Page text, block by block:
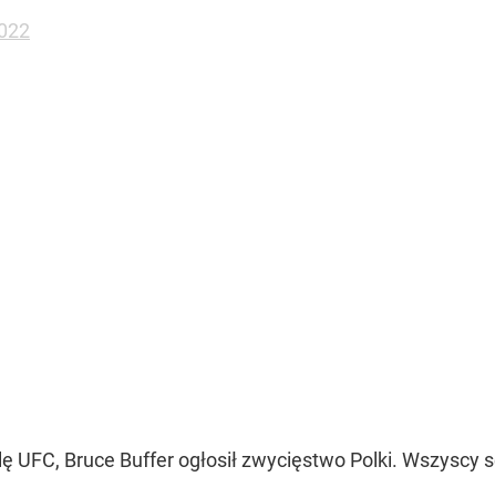
UFC, Bruce Buffer ogłosił zwycięstwo Polki.